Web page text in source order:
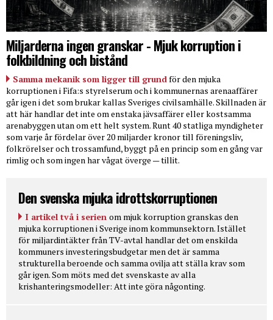
Miljarderna ingen granskar - Mjuk korruption i
folkbildning och bistånd
Samma mekanik som ligger till grundför den mjuka
korruptionen i Fifa:s styrelserum och i kommunernas arenaaffärer
går igen i det som brukar kallas Sveriges civilsamhälle. Skillnaden är
att här handlar det inte om enstaka jävsaffärer eller kostsamma
arenabyggen utan om ett helt system. Runt 40 statliga myndigheter
som varje år fördelar över 20 miljarder kronor till föreningsliv,
folkrörelser och trossamfund, byggt på en princip som en gång var
rimlig och som ingen har vågat överge — tillit.
Den svenska mjuka idrottskorruptionen
I artikel två i serien om mjuk korruption granskas den
mjuka korruptionen i Sverige inom kommunsektorn. Istället
för miljardintäkter från TV-avtal handlar det om enskilda
kommuners investeringsbudgetar men det är samma
strukturella beroende och samma ovilja att ställa krav som
går igen. Som möts med det svenskaste av alla
krishanteringsmodeller: Att inte göra någonting.